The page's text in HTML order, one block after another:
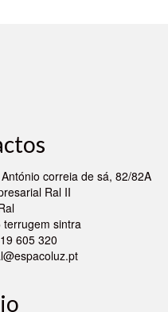
correia de sá, 82/82A
Ral II
sintra
605 320